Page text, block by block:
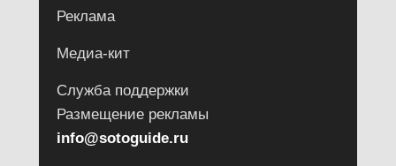
Реклама
Медиа-кит
Служба поддержки
Размещение рекламы
info@sotoguide.ru